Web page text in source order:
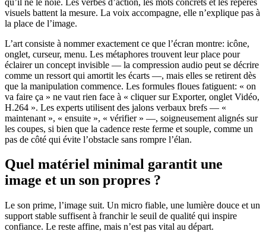
visuels battent la mesure. La voix accompagne, elle n’explique pas à
la place de l’image.
L’art consiste à nommer exactement ce que l’écran montre: icône,
onglet, curseur, menu. Les métaphores trouvent leur place pour
éclairer un concept invisible — la compression audio peut se décrire
comme un ressort qui amortit les écarts —, mais elles se retirent dès
que la manipulation commence. Les formules floues fatiguent: « on
va faire ça » ne vaut rien face à « cliquer sur Exporter, onglet Vidéo,
H.264 ». Les experts utilisent des jalons verbaux brefs — «
maintenant », « ensuite », « vérifier » —, soigneusement alignés sur
les coupes, si bien que la cadence reste ferme et souple, comme un
pas de côté qui évite l’obstacle sans rompre l’élan.
Quel matériel minimal garantit une
image et un son propres ?
Le son prime, l’image suit. Un micro fiable, une lumière douce et un
support stable suffisent à franchir le seuil de qualité qui inspire
confiance. Le reste affine, mais n’est pas vital au départ.